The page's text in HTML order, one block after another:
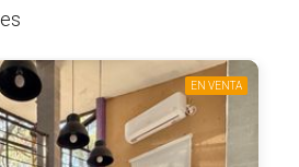
EN VENTA